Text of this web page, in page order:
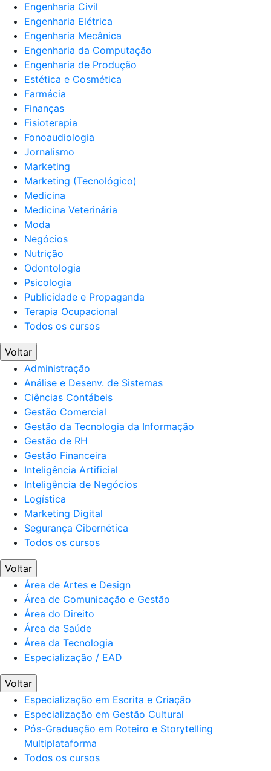
Engenharia Civil
Engenharia Elétrica
Engenharia Mecânica
Engenharia da Computação
Engenharia de Produção
Estética e Cosmética
Farmácia
Finanças
Fisioterapia
Fonoaudiologia
Jornalismo
Marketing
Marketing (Tecnológico)
Medicina
Medicina Veterinária
Moda
Negócios
Nutrição
Odontologia
Psicologia
Publicidade e Propaganda
Terapia Ocupacional
Todos os cursos
Voltar
Administração
Análise e Desenv. de Sistemas
Ciências Contábeis
Gestão Comercial
Gestão da Tecnologia da Informação
Gestão de RH
Gestão Financeira
Inteligência Artificial
Inteligência de Negócios
Logística
Marketing Digital
Segurança Cibernética
Todos os cursos
Voltar
Área de Artes e Design
Área de Comunicação e Gestão
Área do Direito
Área da Saúde
Área da Tecnologia
Especialização / EAD
Voltar
Especialização em Escrita e Criação
Especialização em Gestão Cultural
Pós-Graduação em Roteiro e Storytelling
Multiplataforma
Todos os cursos